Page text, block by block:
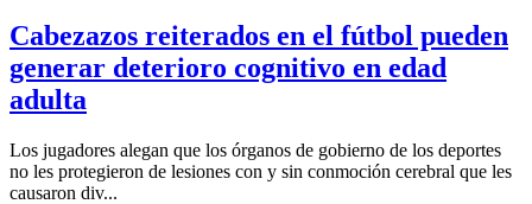
Cabezazos reiterados en el fútbol pueden
generar deterioro cognitivo en edad
adulta
Los jugadores alegan que los órganos de gobierno de los deportes
no les protegieron de lesiones con y sin conmoción cerebral que les
causaron div...